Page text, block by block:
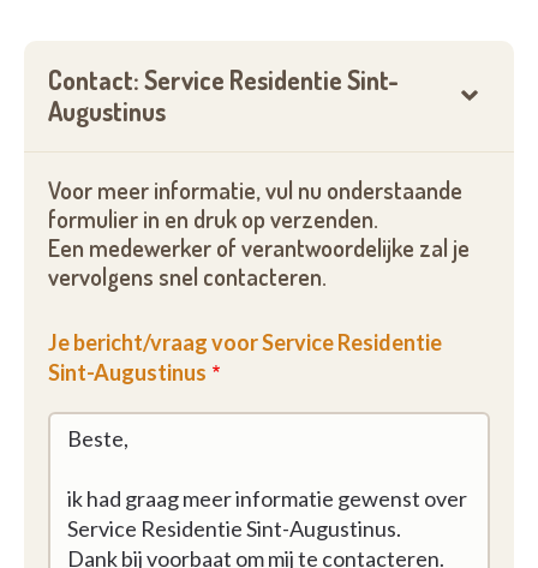
Contact: Service Residentie Sint-
Augustinus
Voor meer informatie, vul nu onderstaande
formulier in en druk op verzenden.
Een medewerker of verantwoordelijke zal je
vervolgens snel contacteren.
Je bericht/vraag voor Service Residentie
Sint-Augustinus